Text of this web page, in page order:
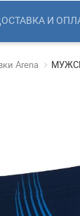
И
Arena